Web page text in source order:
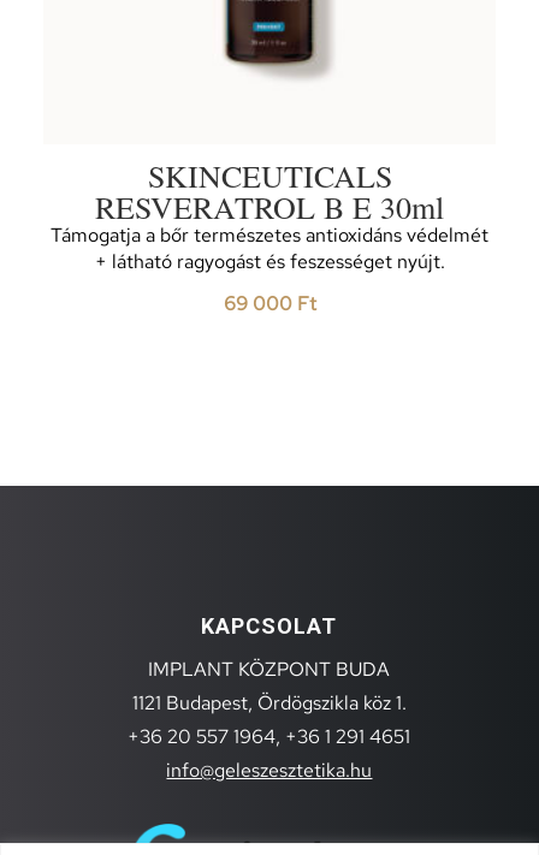
SKINCEUTICALS
RESVERATROL B E 30ml
Támogatja a bőr természetes antioxidáns védelmét
+ látható ragyogást és feszességet nyújt.
69 000 Ft
KAPCSOLAT
IMPLANT KÖZPONT BUDA
1121 Budapest, Ördögszikla köz 1.
+36 20 557 1964, +36 1 291 4651
info@geleszesztetika.hu